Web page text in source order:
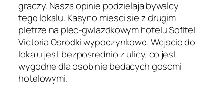
graczy. Nasza opinie podzielaja bywalcy
tego lokalu. Kasyno miesci sie z drugim
pietrze na piec-gwiazdkowym hotelu Sofitel
Victoria Osrodki wypoczynkowe.Wejscie do
lokalu jest bezposrednio z ulicy, co jest
wygodne dla osob nie bedacych goscmi
hotelowymi.